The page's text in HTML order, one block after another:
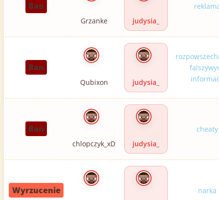
Ban
Grzanke judysia_
Ban
Qubixon judysia_
Ban
chlopczyk_xD judysia_
cheaty
Wyrzucenie narka